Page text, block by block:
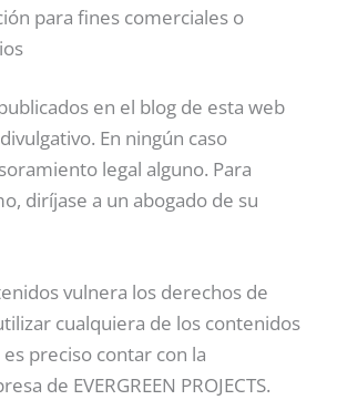
para fines comerciales o
en el blog de esta web
En ningún caso
legal alguno. Para
diríjase a un abogado de su
vulnera los derechos de
cualquiera de los contenidos
preciso contar con la
de EVERGREEN PROJECTS.